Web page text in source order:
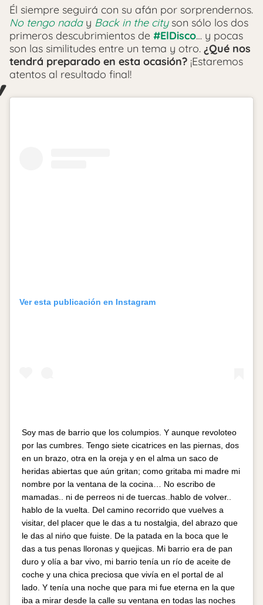
Él siempre seguirá con su afán por sorprendernos.
No tengo naday Back in the cityson sólo los dos
primeros descubrimientos de #ElDisco… y pocas
son las similitudes entre un tema y otro. ¿Qué nos
tendrá preparado en esta ocasión? ¡Estaremos
atentos al resultado final!
Ver esta publicación en Instagram
Soy mas de barrio que los columpios. Y aunque revoloteo
por las cumbres. Tengo siete cicatrices en las piernas, dos
en un brazo, otra en la oreja y en el alma un saco de
heridas abiertas que aún gritan; como gritaba mi madre mi
nombre por la ventana de la cocina… No escribo de
mamadas.. ni de perreos ni de tuercas..hablo de volver..
hablo de la vuelta. Del camino recorrido que vuelves a
visitar, del placer que le das a tu nostalgia, del abrazo que
le das al nińo que fuiste. De la patada en la boca que le
das a tus penas lloronas y quejicas. Mi barrio era de pan
duro y olía a bar vivo, mi barrio tenía un río de aceite de
coche y una chica preciosa que vivía en el portal de al
lado. Y tenía una noche que para mi fue eterna en la que
iba a mirar desde la calle su ventana en todas las noches